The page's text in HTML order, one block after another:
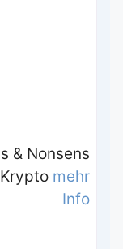
& Nonsens
mehr
Info